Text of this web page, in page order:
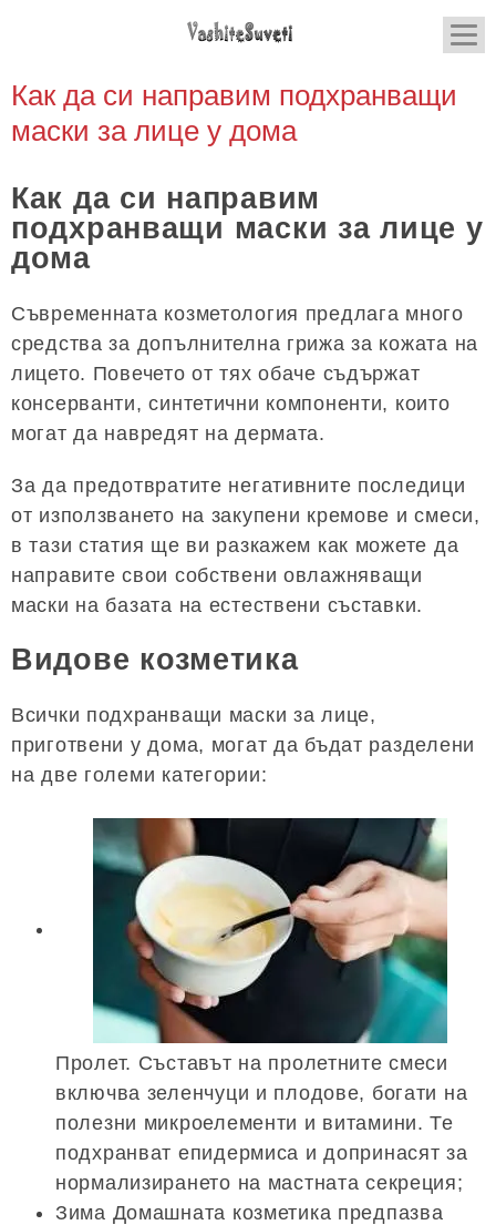
Как да си направим подхранващи
маски за лице у дома
Как да си направим
подхранващи маски за лице у
дома
Съвременната козметология предлага много
средства за допълнителна грижа за кожата на
лицето. Повечето от тях обаче съдържат
консерванти, синтетични компоненти, които
могат да навредят на дермата.
За да предотвратите негативните последици
от използването на закупени кремове и смеси,
в тази статия ще ви разкажем как можете да
направите свои собствени овлажняващи
маски на базата на естествени съставки.
Видове козметика
Всички подхранващи маски за лице,
приготвени у дома, могат да бъдат разделени
на две големи категории:
Пролет. Съставът на пролетните смеси
включва зеленчуци и плодове, богати на
полезни микроелементи и витамини. Те
подхранват епидермиса и допринасят за
нормализирането на мастната секреция;
Зима Домашната козметика предпазва